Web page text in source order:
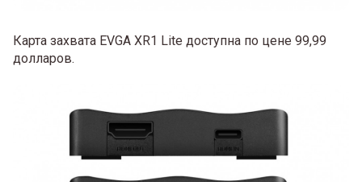
Карта захвата EVGA XR1 Lite доступна по цене 99,99
долларов.